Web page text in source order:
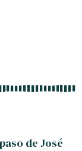
de José